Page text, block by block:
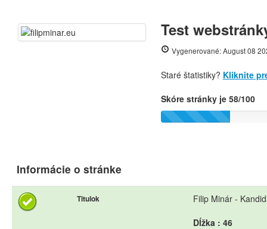
Test
Vygenerované: August 08
Staré štatistiky? Kliknite
Skóre stránky je 58/100
Informácie o stránke
Titulok
Filip Minár -
Dĺžka : 46